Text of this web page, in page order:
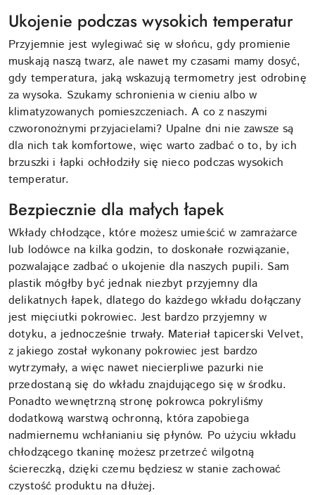
Ukojenie podczas wysokich temperatur
Przyjemnie jest wylegiwać się w słońcu, gdy promienie
muskają naszą twarz, ale nawet my czasami mamy dosyć,
gdy temperatura, jaką wskazują termometry jest odrobinę
za wysoka. Szukamy schronienia w cieniu albo w
klimatyzowanych pomieszczeniach. A co z naszymi
czworonożnymi przyjacielami? Upalne dni nie zawsze są
dla nich tak komfortowe, więc warto zadbać o to, by ich
brzuszki i łapki ochłodziły się nieco podczas wysokich
temperatur.
Bezpiecznie dla małych łapek
Wkłady chłodzące, które możesz umieścić w zamrażarce
lub lodówce na kilka godzin, to doskonałe rozwiązanie,
pozwalające zadbać o ukojenie dla naszych pupili. Sam
plastik mógłby być jednak niezbyt przyjemny dla
delikatnych łapek, dlatego do każdego wkładu dołączany
jest mięciutki pokrowiec. Jest bardzo przyjemny w
dotyku, a jednocześnie trwały. Materiał tapicerski Velvet,
z jakiego został wykonany pokrowiec jest bardzo
wytrzymały, a więc nawet niecierpliwe pazurki nie
przedostaną się do wkładu znajdującego się w środku.
Ponadto wewnętrzną stronę pokrowca pokryliśmy
dodatkową warstwą ochronną, która zapobiega
nadmiernemu wchłanianiu się płynów. Po użyciu wkładu
chłodzącego tkaninę możesz przetrzeć wilgotną
ściereczką, dzięki czemu będziesz w stanie zachować
czystość produktu na dłużej.